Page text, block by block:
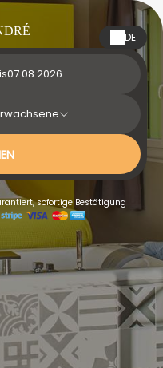
DE
sofortige Bestätigung